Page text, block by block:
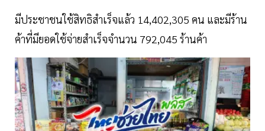
มีประชาชนใช้สิทธิสำเร็จแล้ว 14,402,305 คน และมีร้าน
ค้าที่มียอดใช้จ่ายสำเร็จจำนวน 792,045 ร้านค้า